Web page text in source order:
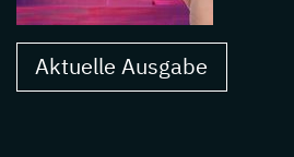
Aktuelle Ausgabe